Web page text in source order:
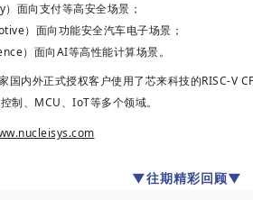
面向支付等高安全场景；
）面向功能安全汽车电子场景；
）面向AI等高性能计算场景。
国内外正式授权客户使用了芯来科技的RISC-V
制、MCU、IoT等多个领域。
▼往期精彩回顾▼